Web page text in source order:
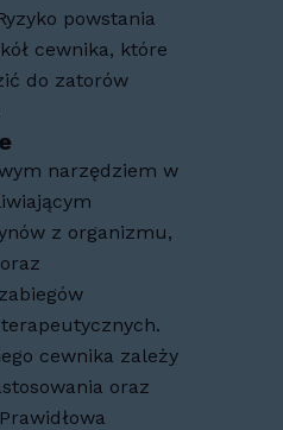
powstania
cewnika, które
do zatorów
narzędziem w
z organizmu,
cewnika zależy
oraz